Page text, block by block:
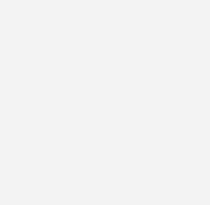
Maßnahmen und deren
Fassade, Fenstern